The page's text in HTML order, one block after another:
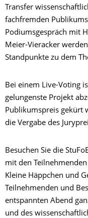
Transfer
fachfremden
Podiumsgespräch mit
Meier-Vieracker
Standpunkte zu dem
Bei einem Live-Voting
gelungenste Projekt
Publikumspreis gekürt
die Vergabe des
Besuchen Sie die
mit den
Kleine Häppchen und
Teilnehmenden und
entspannten Abend
und des